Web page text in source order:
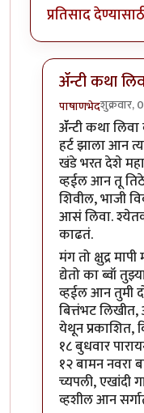
प्रतिसाद
ॲंन्टी कथा
पाषाणभेदशुक्रवार,
In reply toहि
ॲंन्टी कथा लिवा
हर्ट झाला आन
खंडे भरत देशे
व्हईल आन तू
शिवील, भाजी
आसं लिवा.
काढतं.
मंग तो क्षुद्र
द्येतो का ब्वॉ
व्हईल आन तुमी
बित्तंभट
येथून
१८ बुधवार
१२ बामन नवरा
च्यपली, एखांदी
व्हशील आन